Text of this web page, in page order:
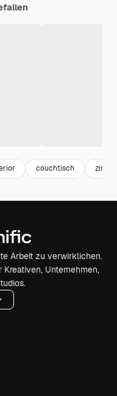
couchtisch
Arbeit zu verwirklichen.
Unternehmen,